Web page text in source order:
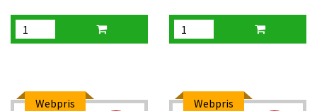
Webpris Webpris